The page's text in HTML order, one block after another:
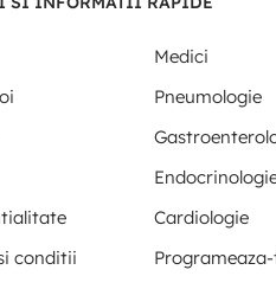
Medici
Pneumologie
Cardiologie
conditii